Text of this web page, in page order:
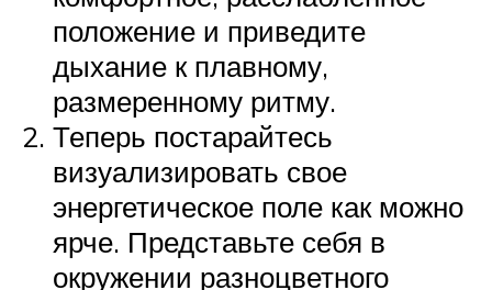
положение и приведите
дыхание к плавному,
размеренному ритму.
Теперь постарайтесь
визуализировать свое
энергетическое поле как можно
ярче. Представьте себя в
окружении разноцветного